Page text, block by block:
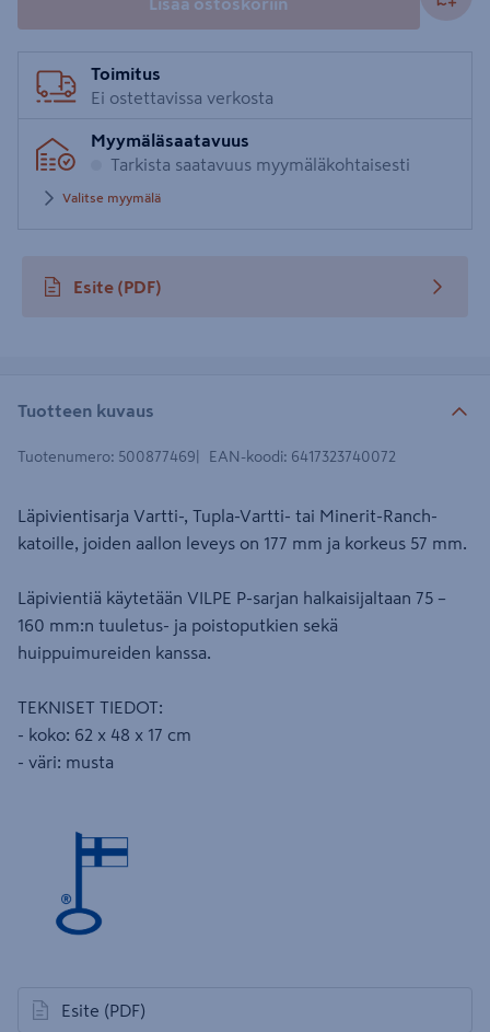
Toimitus
Ei ostettavissa verkosta
Myymäläsaatavuus
Tarkista saatavuus myymäläkohtaisesti
Valitse myymälä
Esite (PDF)
avautuu uuteen välilehteen
Tuotteen kuvaus
Tuotenumero: 500877469 EAN-koodi: 6417323740072
Läpivientisarja Vartti-, Tupla-Vartti- tai Minerit-Ranch-
katoille, joiden aallon leveys on 177 mm ja korkeus 57 mm.
Läpivientiä käytetään VILPE P-sarjan halkaisijaltaan 75 –
160 mm:n tuuletus- ja poistoputkien sekä
huippuimureiden kanssa.
TEKNISET TIEDOT:
- koko: 62 x 48 x 17 cm
- väri: musta
Esite (PDF)
avautuu uuteen välilehteen